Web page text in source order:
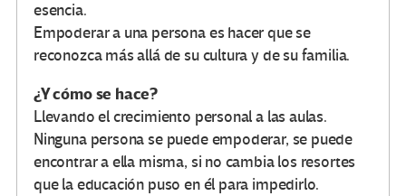
esencia.
Empoderar a una persona es hacer que se
reconozca más allá de su cultura y de su familia.
¿Y cómo se hace?
Llevando el crecimiento personal a las aulas.
Ninguna persona se puede empoderar, se puede
encontrar a ella misma, si no cambia los resortes
que la educación puso en él para impedirlo.